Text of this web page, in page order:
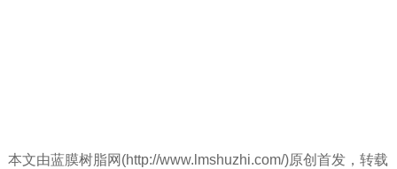
本文由蓝膜树脂网(http://www.lmshuzhi.com/)原创首发，转载